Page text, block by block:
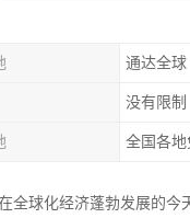
通达全球
没有限制
全国各
全球化经济蓬勃发展的今